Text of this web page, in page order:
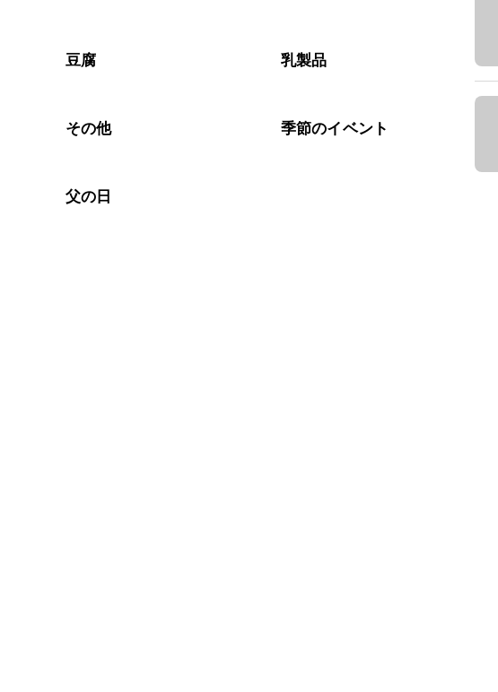
豆腐 乳製品
その他 季節のイベント
父の日